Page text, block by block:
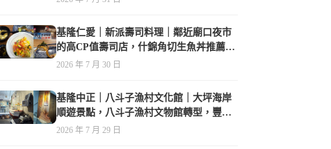
基隆仁愛｜新派壽司料理｜鄰近廟口夜市
的高CP值壽司店，什錦角切生魚丼推薦必
點
2026 年 7 月 30 日
基隆中正｜八斗子漁村文化館｜大坪海岸
順遊景點，八斗子漁村文物館轉型，豐富
的漁業文物，值得走訪
2026 年 7 月 29 日